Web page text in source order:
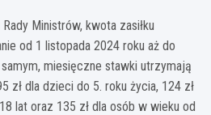
Ministrów, kwota zasiłku
od 1 listopada 2024 roku aż do
miesięczne stawki utrzymają
zł dla dzieci do 5. roku życia, 124 zł
lat oraz 135 zł dla osób w wieku od